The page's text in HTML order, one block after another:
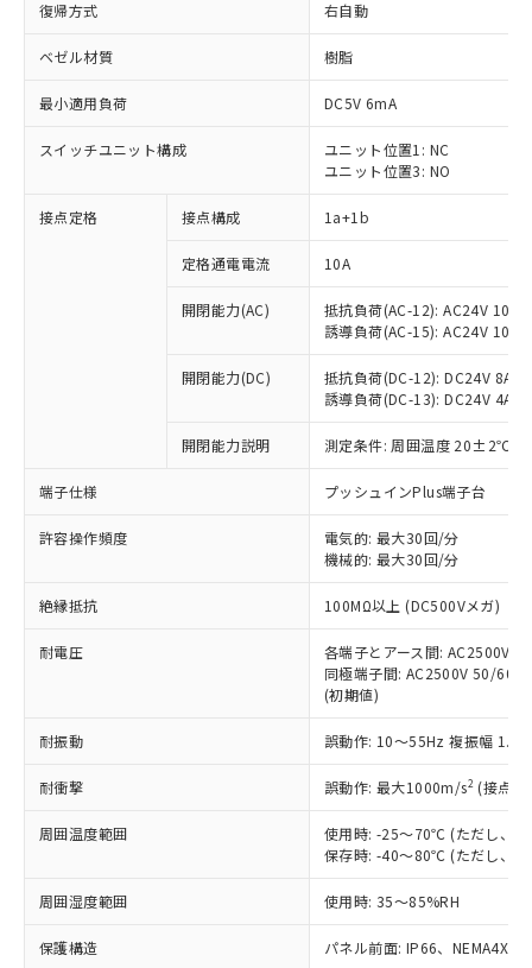
復帰方式 右自動
ベゼル材質 樹脂
最小適用負荷 DC5V 6mA
スイッチユニット構成
ユニット位置1: NC
ユニット位置3: NO
接点定格 接点構成 1a+1b
定格通電電流 10A
開閉能力(AC)
抵抗負荷(AC-12): AC24V 10A/
誘導負荷(AC-15): AC24V
開閉能力(DC)
抵抗負荷(DC-12): DC24V 8A/
誘導負荷(DC-13): DC24V 4A/
開閉能力説明 測定条件: 周囲温度 20±2℃、
端子仕様 プッシュインPlus端子台
許容操作頻度
電気的: 最大30回/分
機械的: 最大30回/分
絶縁抵抗 100MΩ以上 (DC500Vメガ)
耐電圧
各端子とアース間: AC2500V
同極端子間: AC2500V 50/
(初期値)
耐振動 誤動作: 10～55Hz 複振幅
耐衝撃 誤動作: 最大1000m/s2 (接点
周囲温度範囲
使用時: -25～70℃ (ただし、氷
保存時: -40～80℃ (ただし、氷
周囲湿度範囲 使用時: 35～85%RH
保護構造 パネル前面: IP66、NEMA4X,
ご利用条件
以下の条件をお読みいただき、同意のうえ
ご利用ください。
本サービスは、当社制御機器事業取扱
商品の当社在庫状況および標準価格
(税抜)を提供させていただくもので
本サービスの対象外となる商品もある
ことをご了承ください。
在庫状況および標準価格照会結果は、
記載している更新日時点での社内デー
タに基づき作成されるものであり、閲
覧された時点での実際の在庫および標
準価格とは異なる場合があることをご
※1 対応状況
対応済み：EU RoHS指令（10物質）の
非含有に対応した製品が提供可能な商品で
対応予定：EU RoHS指令（10物質）の非含
有に対応した製品に切り替える予定のある
商品です。
対応予定なし：EU RoHS指令（10物質）の
非含有に非対応の商品で、対応品を出す予
定はありません。
調査・確認中：EU RoHS指令（10物質）の
非含有の対応状況を調査中または確認中の
非該当品：ライセンス料など無形物で、有
害物質有無と関係のない商品です。
仕入先様の事情により、非含有部品として
いたものが、含有品と判明した場合などや
ミウム(Cd) 100ppm以下、
六価クロム(Cr(Ⅵ)) 1000ppm以下、ポリ臭化ビフェニル
類(PBB) 1000ppm以下、ポリ臭化ジフェニルエーテル類
(PBDE) 1000ppm以下、フタル酸ビス(2-エチルヘキシ
「○」：最大均質材料含有率が中国RoHSの
基準値以下であることを示します。
「×」：最大均質材料含有率が中国RoHSの
基準値を超えていることを示します。
「－」：未確認です。当社販売部門へお問
い合わせください。
Pb(鉛) :1000ppm、 Hg(水銀) : 1000ppm、 Cd(カドミウ
Cr(Ⅵ)(六価クロム) : 1000ppm、 PBBs(ポリ臭化ビフェ
当社は、これら貴社製品のうち、外国
為替および外国貿易法に定める商品
（以下｢規制貨物等」という）を輸出
または国外への提供する場合は、日本
国政府の輸出許可(または役務取引許
可)を取得するなどの必要な手続きを
号